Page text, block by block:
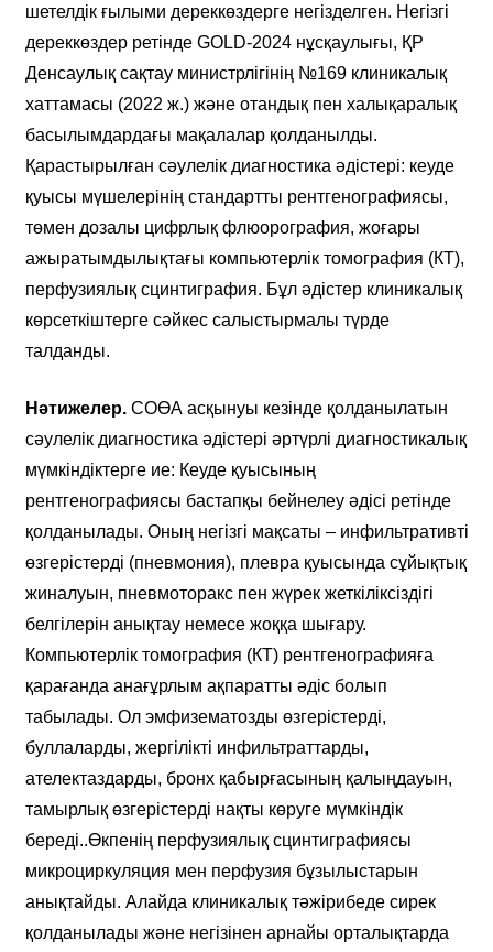
шетелдік ғылыми дереккөздерге негізделген. Негізгі
дереккөздер ретінде GOLD-2024 нұсқаулығы, ҚР
Денсаулық сақтау министрлігінің №169 клиникалық
хаттамасы (2022 ж.) және отандық пен халықаралық
басылымдардағы мақалалар қолданылды.
Қарастырылған сәулелік диагностика әдістері: кеуде
қуысы мүшелерінің стандартты рентгенографиясы,
төмен дозалы цифрлық флюорография, жоғары
ажыратымдылықтағы компьютерлік томография (КТ),
перфузиялық сцинтиграфия. Бұл әдістер клиникалық
көрсеткіштерге сәйкес салыстырмалы түрде
талданды.
Нәтижелер.СОӨА асқынуы кезінде қолданылатын
сәулелік диагностика әдістері әртүрлі диагностикалық
мүмкіндіктерге ие: Кеуде қуысының
рентгенографиясы бастапқы бейнелеу әдісі ретінде
қолданылады. Оның негізгі мақсаты – инфильтративті
өзгерістерді (пневмония), плевра қуысында сұйықтық
жиналуын, пневмоторакс пен жүрек жеткіліксіздігі
белгілерін анықтау немесе жоққа шығару.
Компьютерлік томография (КТ) рентгенографияға
қарағанда анағұрлым ақпаратты әдіс болып
табылады. Ол эмфизематозды өзгерістерді,
буллаларды, жергілікті инфильтраттарды,
ателектаздарды, бронх қабырғасының қалыңдауын,
тамырлық өзгерістерді нақты көруге мүмкіндік
береді..Өкпенің перфузиялық сцинтиграфиясы
микроциркуляция мен перфузия бұзылыстарын
анықтайды. Алайда клиникалық тәжірибеде сирек
қолданылады және негізінен арнайы орталықтарда